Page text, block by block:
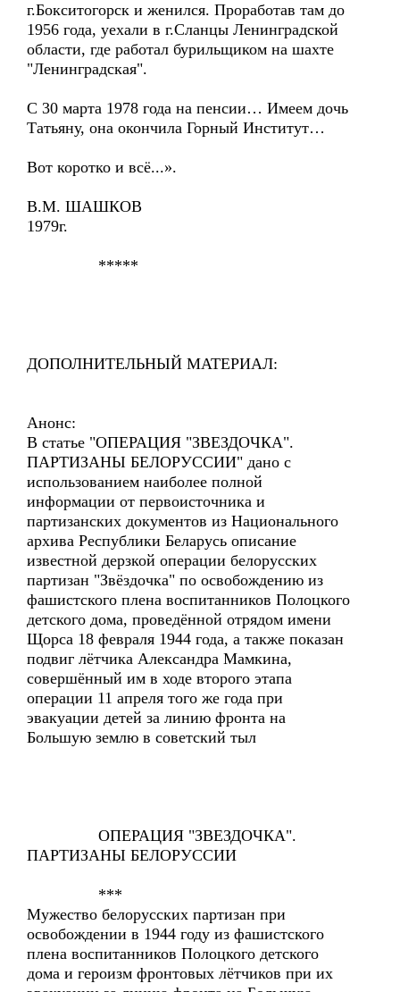
г.Бокситогорск и женился. Проработав там до
1956 года, уехали в г.Сланцы Ленинградской
области, где работал бурильщиком на шахте
"Ленинградская".
С 30 марта 1978 года на пенсии… Имеем дочь
Татьяну, она окончила Горный Институт…
Вот коротко и всё...».
В.М. ШАШКОВ
1979г.
*****
ДОПОЛНИТЕЛЬНЫЙ МАТЕРИАЛ:
Анонс:
В статье "ОПЕРАЦИЯ "ЗВЕЗДОЧКА".
ПАРТИЗАНЫ БЕЛОРУССИИ" дано с
использованием наиболее полной
информации от первоисточника и
партизанских документов из Национального
архива Республики Беларусь описание
известной дерзкой операции белорусских
партизан "Звёздочка" по освобождению из
фашистского плена воспитанников Полоцкого
детского дома, проведённой отрядом имени
Щорса 18 февраля 1944 года, а также показан
подвиг лётчика Александра Мамкина,
совершённый им в ходе второго этапа
операции 11 апреля того же года при
эвакуации детей за линию фронта на
Большую землю в советский тыл
ОПЕРАЦИЯ "ЗВЕЗДОЧКА".
ПАРТИЗАНЫ БЕЛОРУССИИ
***
Мужество белорусских партизан при
освобождении в 1944 году из фашистского
плена воспитанников Полоцкого детского
дома и героизм фронтовых лётчиков при их